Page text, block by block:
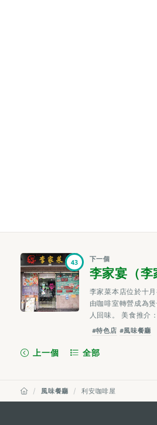
43 下一個
李家宴（李
李家菜本店位於十
由咖啡室轉營成為
人回味。 美食推介
#特色店 #風味餐廳
上一個 全部
風味餐廳 利安咖啡屋